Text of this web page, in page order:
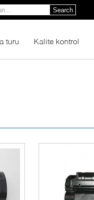
Search
turu Kalite kontrol